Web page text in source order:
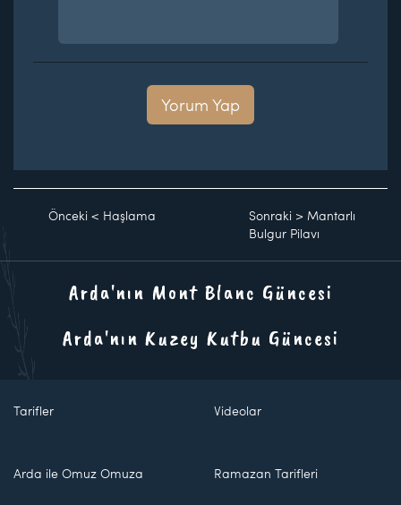
Yorum Yap
Önceki < Haşlama Sonraki > Mantarlı
Bulgur Pilavı
Arda'nın Mont Blanc Güncesi
Arda'nın Kuzey Kutbu Güncesi
Tarifler Videolar
Arda ile Omuz Omuza Ramazan Tarifleri